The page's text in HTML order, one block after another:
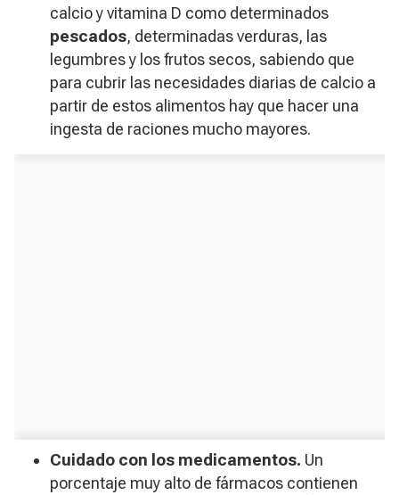
calcio y vitamina D como determinados
pescados, determinadas verduras, las
legumbres y los frutos secos, sabiendo que
para cubrir las necesidades diarias de calcio a
partir de estos alimentos hay que hacer una
ingesta de raciones mucho mayores.
Cuidado con los medicamentos. Un
porcentaje muy alto de fármacos contienen